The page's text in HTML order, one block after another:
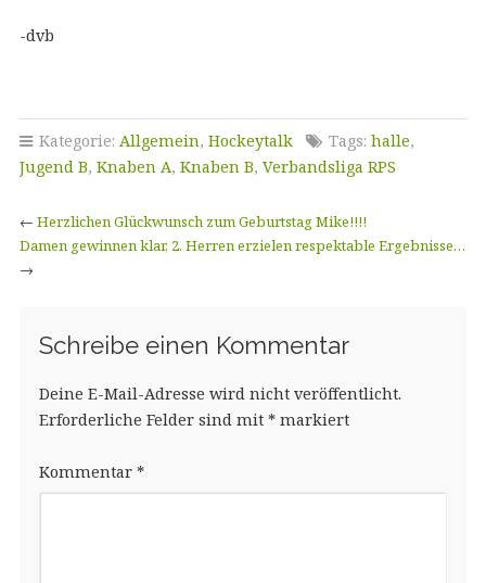
-dvb
Kategorie: Allgemein, Hockeytalk Tags: halle,
Jugend B, Knaben A, Knaben B, Verbandsliga RPS
← Herzlichen Glückwunsch zum Geburtstag Mike!!!!
Damen gewinnen klar, 2. Herren erzielen respektable Ergebnisse…
→
Schreibe einen Kommentar
Deine E-Mail-Adresse wird nicht veröffentlicht.
Erforderliche Felder sind mit *markiert
Kommentar *